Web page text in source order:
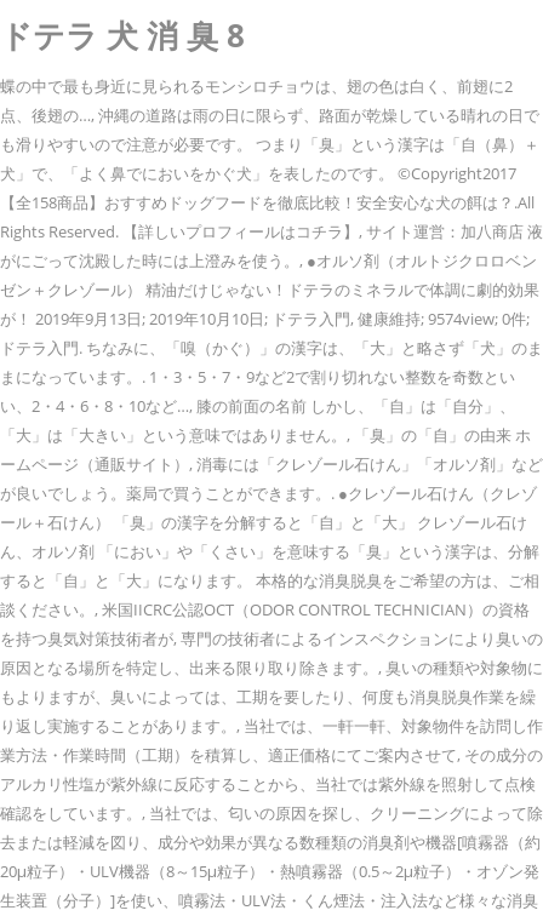
ドテラ 犬 消 臭 8
蝶の中で最も身近に見られるモンシロチョウは、翅の色は白く、前翅に2
点、後翅の…, 沖縄の道路は雨の日に限らず、路面が乾燥している晴れの日で
も滑りやすいので注意が必要です。 つまり「臭」という漢字は「自（鼻）＋
犬」で、「よく鼻でにおいをかぐ犬」を表したのです。 ©Copyright2017
【全158商品】おすすめドッグフードを徹底比較！安全安心な犬の餌は？.All
Rights Reserved. 【詳しいプロフィールはコチラ】, サイト運営：加八商店 液
がにごって沈殿した時には上澄みを使う。, ●オルソ剤（オルトジクロロベン
ゼン＋クレゾール） 精油だけじゃない！ドテラのミネラルで体調に劇的効果
が！ 2019年9月13日; 2019年10月10日; ドテラ入門, 健康維持; 9574view; 0件;
ドテラ入門. ちなみに、「嗅（かぐ）」の漢字は、「大」と略さず「犬」のま
まになっています。. 1・3・5・7・9など2で割り切れない整数を奇数とい
い、2・4・6・8・10など…, 膝の前面の名前 しかし、「自」は「自分」、
「大」は「大きい」という意味ではありません。, 「臭」の「自」の由来 ホ
ームページ（通販サイト）, 消毒には「クレゾール石けん」「オルソ剤」など
が良いでしょう。薬局で買うことができます。. ●クレゾール石けん（クレゾ
ール＋石けん） 「臭」の漢字を分解すると「自」と「大」 クレゾール石け
ん、オルソ剤 「におい」や「くさい」を意味する「臭」という漢字は、分解
すると「自」と「大」になります。 本格的な消臭脱臭をご希望の方は、ご相
談ください。, 米国IICRC公認OCT（ODOR CONTROL TECHNICIAN）の資格
を持つ臭気対策技術者が, 専門の技術者によるインスペクションにより臭いの
原因となる場所を特定し、出来る限り取り除きます。, 臭いの種類や対象物に
もよりますが、臭いによっては、工期を要したり、何度も消臭脱臭作業を繰
り返し実施することがあります。, 当社では、一軒一軒、対象物件を訪問し作
業方法・作業時間（工期）を積算し、適正価格にてご案内させて, その成分の
アルカリ性塩が紫外線に反応することから、当社では紫外線を照射して点検
確認をしています。, 当社では、匂いの原因を探し、クリーニングによって除
去または軽減を図り、成分や効果が異なる数種類の消臭剤や機器[噴霧器（約
20μ粒子）・ULV機器（8～15μ粒子）・熱噴霧器（0.5～2μ粒子）・オゾン発
生装置（分子）]を使い、噴霧法・ULV法・くん煙法・注入法など様々な消臭